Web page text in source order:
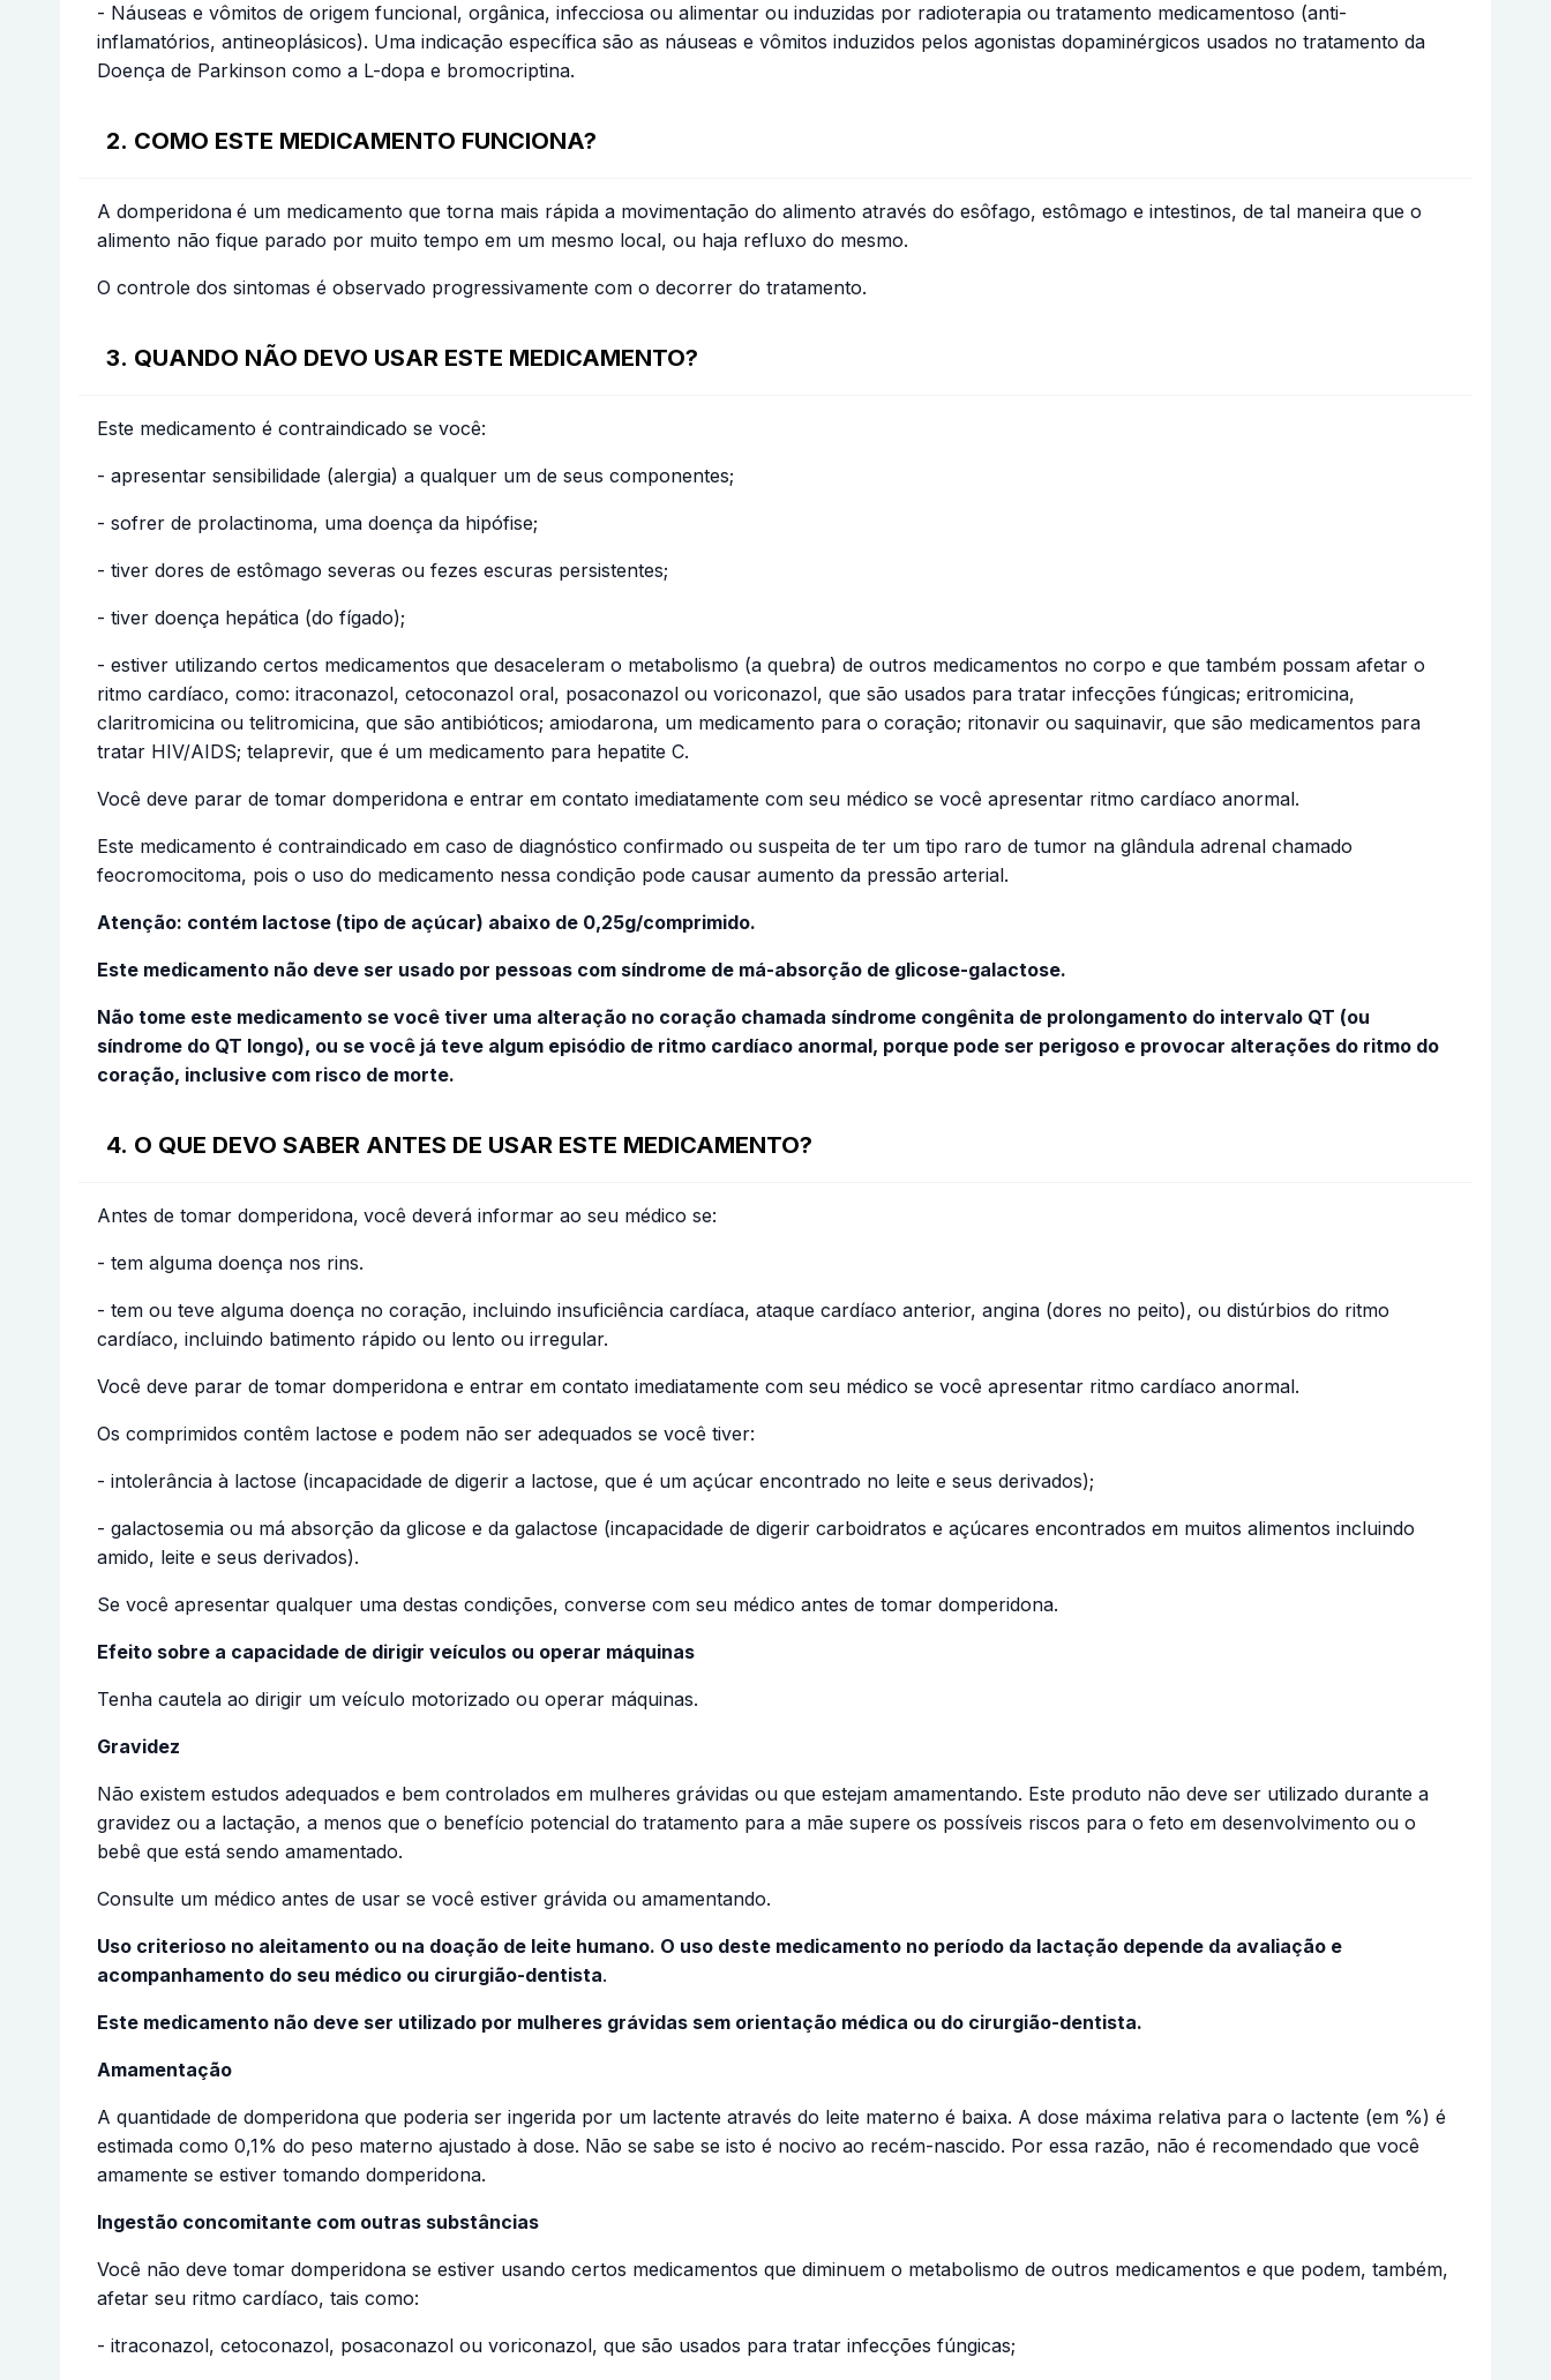
- Náuseas e vômitos de origem funcional, orgânica, infecciosa ou alimentar ou induzidas por radioterapia ou tratamento medicamentoso (anti-
inflamatórios, antineoplásicos). Uma indicação específica são as náuseas e vômitos induzidos pelos agonistas dopaminérgicos usados no tratamento da
Doença de Parkinson como a L-dopa e bromocriptina.
2. COMO ESTE MEDICAMENTO FUNCIONA?
A domperidona é um medicamento que torna mais rápida a movimentação do alimento através do esôfago, estômago e intestinos, de tal maneira que o
alimento não fique parado por muito tempo em um mesmo local, ou haja refluxo do mesmo.
O controle dos sintomas é observado progressivamente com o decorrer do tratamento.
3. QUANDO NÃO DEVO USAR ESTE MEDICAMENTO?
Este medicamento é contraindicado se você:
- apresentar sensibilidade (alergia) a qualquer um de seus componentes;
- sofrer de prolactinoma, uma doença da hipófise;
- tiver dores de estômago severas ou fezes escuras persistentes;
- tiver doença hepática (do fígado);
- estiver utilizando certos medicamentos que desaceleram o metabolismo (a quebra) de outros medicamentos no corpo e que também possam afetar o
ritmo cardíaco, como: itraconazol, cetoconazol oral, posaconazol ou voriconazol, que são usados para tratar infecções fúngicas; eritromicina,
claritromicina ou telitromicina, que são antibióticos; amiodarona, um medicamento para o coração; ritonavir ou saquinavir, que são medicamentos para
tratar HIV/AIDS; telaprevir, que é um medicamento para hepatite C.
Você deve parar de tomar domperidona e entrar em contato imediatamente com seu médico se você apresentar ritmo cardíaco anormal.
Este medicamento é contraindicado em caso de diagnóstico confirmado ou suspeita de ter um tipo raro de tumor na glândula adrenal chamado
feocromocitoma, pois o uso do medicamento nessa condição pode causar aumento da pressão arterial.
Atenção: contém lactose (tipo de açúcar) abaixo de 0,25g/comprimido.
Este medicamento não deve ser usado por pessoas com síndrome de má-absorção de glicose-galactose.
Não tome este medicamento se você tiver uma alteração no coração chamada síndrome congênita de prolongamento do intervalo QT (ou
síndrome do QT longo), ou se você já teve algum episódio de ritmo cardíaco anormal, porque pode ser perigoso e provocar alterações do ritmo do
coração, inclusive com risco de morte.
4. O QUE DEVO SABER ANTES DE USAR ESTE MEDICAMENTO?
Antes de tomar domperidona, você deverá informar ao seu médico se:
- tem alguma doença nos rins.
- tem ou teve alguma doença no coração, incluindo insuficiência cardíaca, ataque cardíaco anterior, angina (dores no peito), ou distúrbios do ritmo
cardíaco, incluindo batimento rápido ou lento ou irregular.
Você deve parar de tomar domperidona e entrar em contato imediatamente com seu médico se você apresentar ritmo cardíaco anormal.
Os comprimidos contêm lactose e podem não ser adequados se você tiver:
- intolerância à lactose (incapacidade de digerir a lactose, que é um açúcar encontrado no leite e seus derivados);
- galactosemia ou má absorção da glicose e da galactose (incapacidade de digerir carboidratos e açúcares encontrados em muitos alimentos incluindo
amido, leite e seus derivados).
Se você apresentar qualquer uma destas condições, converse com seu médico antes de tomar domperidona.
Efeito sobre a capacidade de dirigir veículos ou operar máquinas
Tenha cautela ao dirigir um veículo motorizado ou operar máquinas.
Gravidez
Não existem estudos adequados e bem controlados em mulheres grávidas ou que estejam amamentando. Este produto não deve ser utilizado durante a
gravidez ou a lactação, a menos que o benefício potencial do tratamento para a mãe supere os possíveis riscos para o feto em desenvolvimento ou o
bebê que está sendo amamentado.
Consulte um médico antes de usar se você estiver grávida ou amamentando.
Uso criterioso no aleitamento ou na doação de leite humano. O uso deste medicamento no período da lactação depende da avaliação e
acompanhamento do seu médico ou cirurgião-dentista.
Este medicamento não deve ser utilizado por mulheres grávidas sem orientação médica ou do cirurgião-dentista.
Amamentação
A quantidade de domperidona que poderia ser ingerida por um lactente através do leite materno é baixa. A dose máxima relativa para o lactente (em %) é
estimada como 0,1% do peso materno ajustado à dose. Não se sabe se isto é nocivo ao recém-nascido. Por essa razão, não é recomendado que você
amamente se estiver tomando domperidona.
Ingestão concomitante com outras substâncias
Você não deve tomar domperidona se estiver usando certos medicamentos que diminuem o metabolismo de outros medicamentos e que podem, também,
afetar seu ritmo cardíaco, tais como:
- itraconazol, cetoconazol, posaconazol ou voriconazol, que são usados para tratar infecções fúngicas;